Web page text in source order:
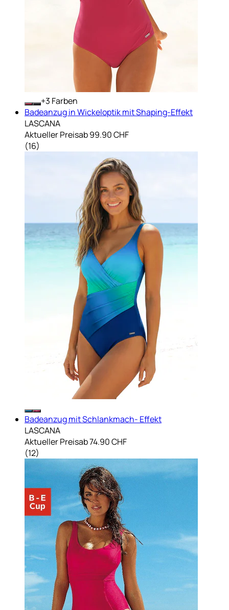
+ Farben
Badeanzug in Wickeloptik mit Shaping-Effekt
LASCANA
Aktueller Preisab99.90 CHF
(16)
Badeanzug mit Schlankmach- Effekt
LASCANA
Aktueller Preisab74.90 CHF
(12)